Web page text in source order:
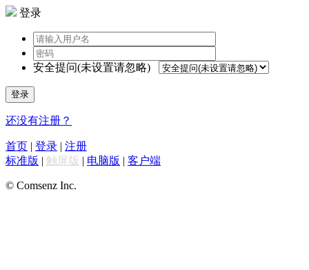
登录
安全提问(未设置请忽略)
登录
还没有注册？
首页 | 登录 | 注册
标准版 | 触屏版 | 电脑版 | 客户端
© Comsenz Inc.